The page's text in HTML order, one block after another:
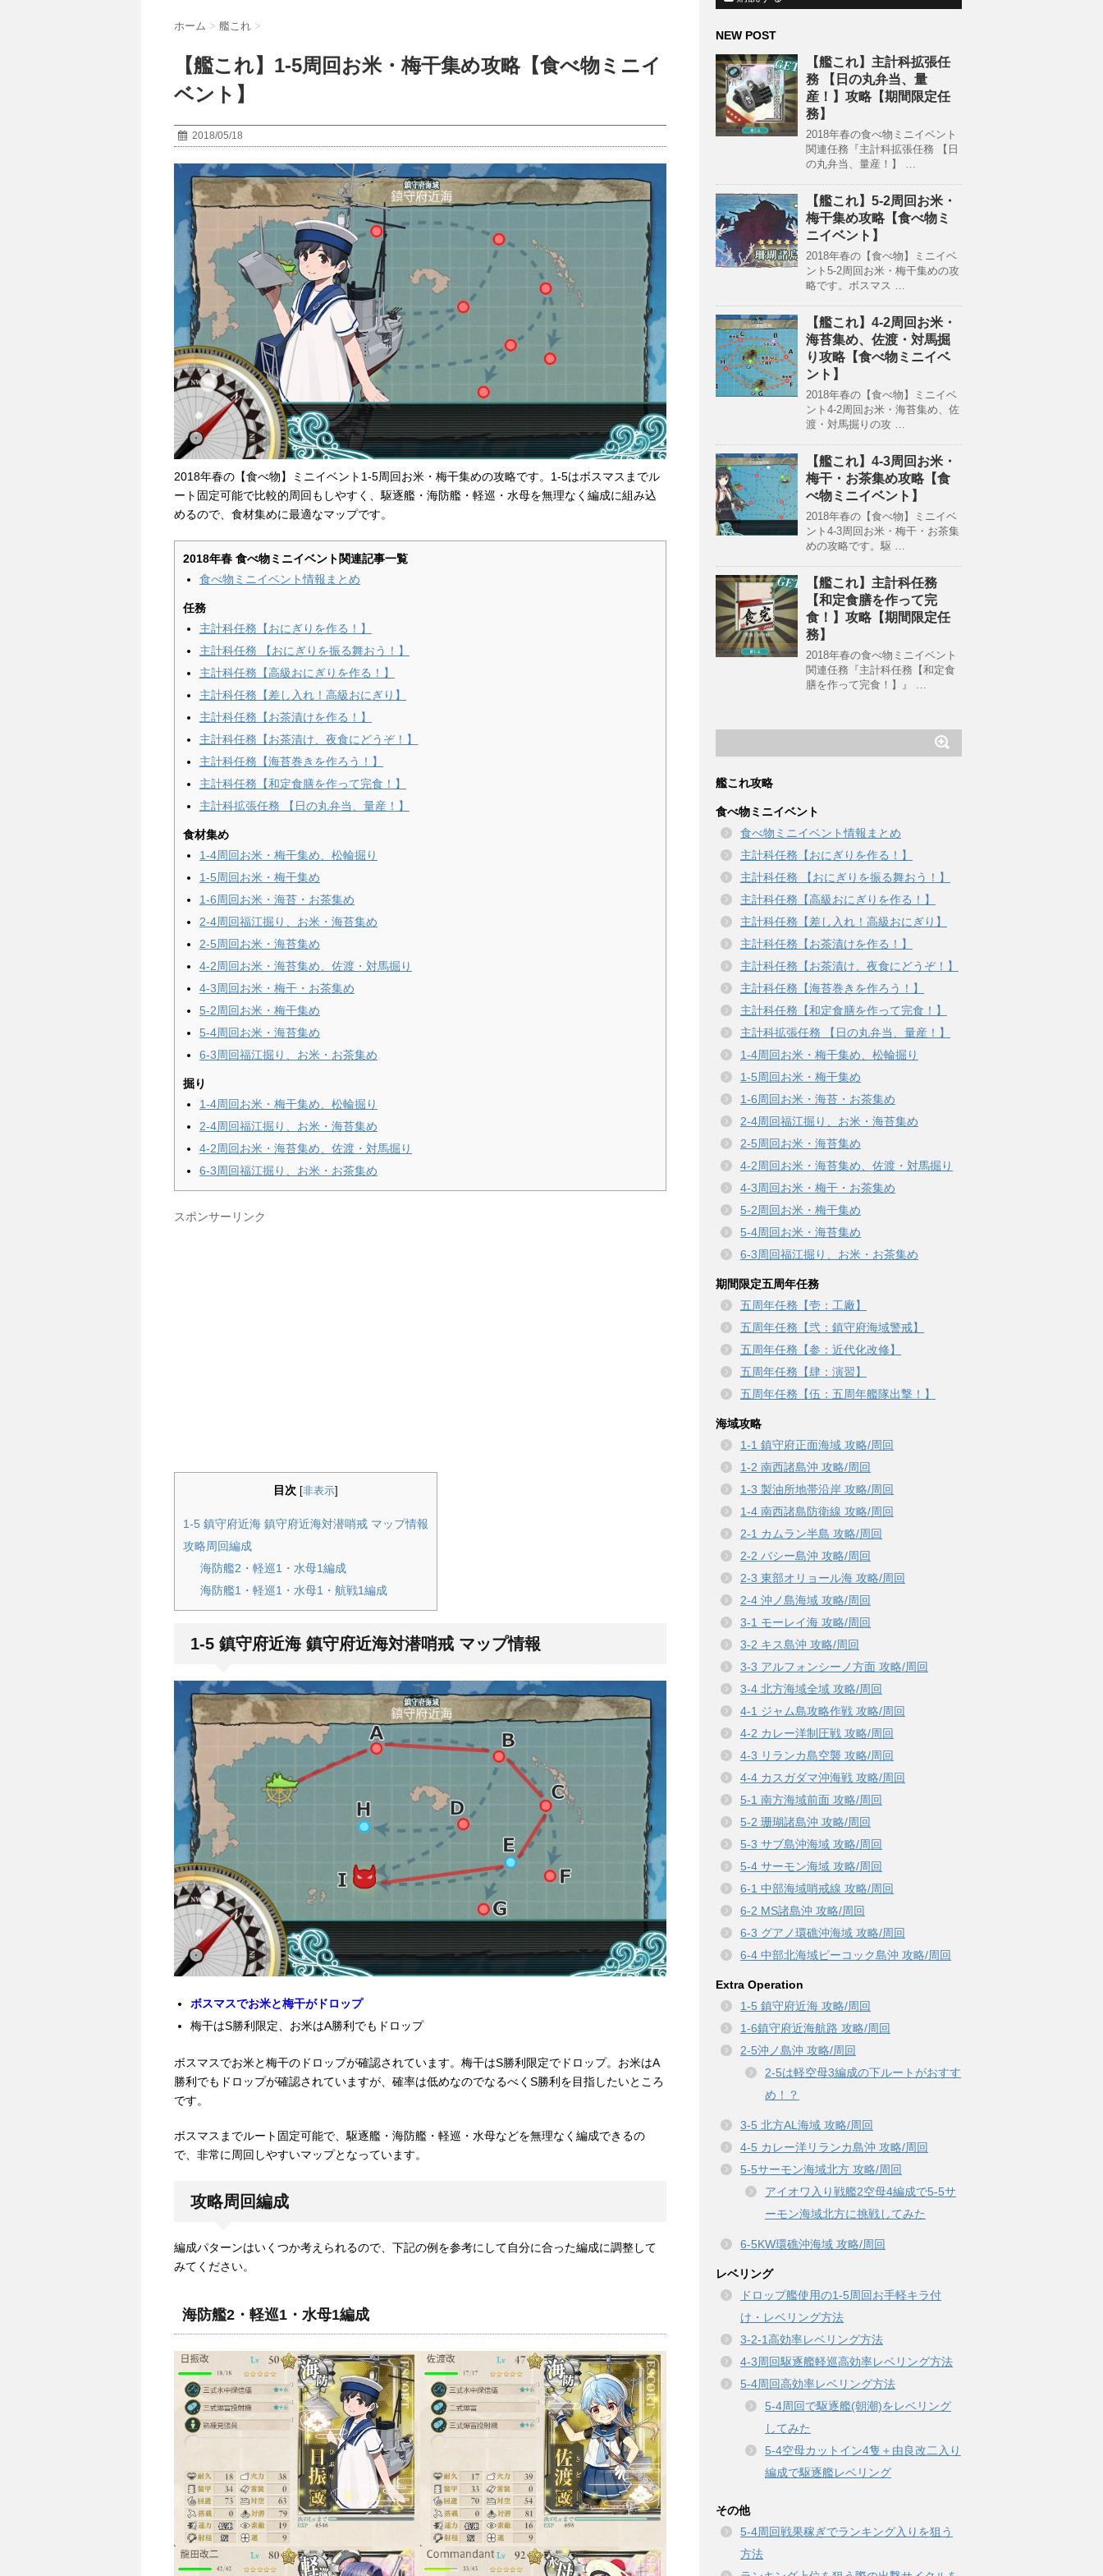
ホーム > 艦これ >
【艦これ】1-5周回お米・梅干集め攻略【食べ物ミニイ
ベント】
2018/05/18
2018年春の【食べ物】ミニイベント1-5周回お米・梅干集めの攻略です。1-5はボスマスまでル
ート固定可能で比較的周回もしやすく、駆逐艦・海防艦・軽巡・水母を無理なく編成に組み込
めるので、食材集めに最適なマップです。
2018年春 食べ物ミニイベント関連記事一覧
食べ物ミニイベント情報まとめ
任務
主計科任務【おにぎりを作る！】
主計科任務 【おにぎりを振る舞おう！】
主計科任務【高級おにぎりを作る！】
主計科任務【差し入れ！高級おにぎり】
主計科任務【お茶漬けを作る！】
主計科任務【お茶漬け、夜食にどうぞ！】
主計科任務【海苔巻きを作ろう！】
主計科任務【和定食膳を作って完食！】
主計科拡張任務 【日の丸弁当、量産！】
食材集め
1-4周回お米・梅干集め、松輪掘り
1-5周回お米・梅干集め
1-6周回お米・海苔・お茶集め
2-4周回福江掘り、お米・海苔集め
2-5周回お米・海苔集め
4-2周回お米・海苔集め、佐渡・対馬掘り
4-3周回お米・梅干・お茶集め
5-2周回お米・梅干集め
5-4周回お米・海苔集め
6-3周回福江掘り、お米・お茶集め
掘り
1-4周回お米・梅干集め、松輪掘り
2-4周回福江掘り、お米・海苔集め
4-2周回お米・海苔集め、佐渡・対馬掘り
6-3周回福江掘り、お米・お茶集め
スポンサーリンク
目次 非表示
1-5 鎮守府近海 鎮守府近海対潜哨戒 マップ情報
攻略周回編成
海防艦2・軽巡1・水母1編成
海防艦1・軽巡1・水母1・航戦1編成
1-5 鎮守府近海 鎮守府近海対潜哨戒 マップ情報
ボスマスでお米と梅干がドロップ
梅干はS勝利限定、お米はA勝利でもドロップ
ボスマスでお米と梅干のドロップが確認されています。梅干はS勝利限定でドロップ。お米はA
勝利でもドロップが確認されていますが、確率は低めなのでなるべくS勝利を目指したいところ
です。
ボスマスまでルート固定可能で、駆逐艦・海防艦・軽巡・水母などを無理なく編成できるの
で、非常に周回しやすいマップとなっています。
攻略周回編成
編成パターンはいくつか考えられるので、下記の例を参考にして自分に合った編成に調整して
みてください。
海防艦2・軽巡1・水母1編成
NEW POST
【艦これ】主計科拡張任
務 【日の丸弁当、量
産！】攻略【期間限定任
務】
2018年春の食べ物ミニイベント
関連任務『主計科拡張任務 【日
の丸弁当、量産！】 …
【艦これ】5-2周回お米・
梅干集め攻略【食べ物ミ
ニイベント】
2018年春の【食べ物】ミニイベ
ント5-2周回お米・梅干集めの攻
略です。ボスマス …
【艦これ】4-2周回お米・
海苔集め、佐渡・対馬掘
り攻略【食べ物ミニイベ
ント】
2018年春の【食べ物】ミニイベ
ント4-2周回お米・海苔集め、佐
渡・対馬掘りの攻 …
【艦これ】4-3周回お米・
梅干・お茶集め攻略【食
べ物ミニイベント】
2018年春の【食べ物】ミニイベ
ント4-3周回お米・梅干・お茶集
めの攻略です。駆 …
【艦これ】主計科任務
【和定食膳を作って完
食！】攻略【期間限定任
務】
2018年春の食べ物ミニイベント
関連任務『主計科任務【和定食
膳を作って完食！】』 …
艦これ攻略
食べ物ミニイベント
食べ物ミニイベント情報まとめ
主計科任務【おにぎりを作る！】
主計科任務 【おにぎりを振る舞おう！】
主計科任務【高級おにぎりを作る！】
主計科任務【差し入れ！高級おにぎり】
主計科任務【お茶漬けを作る！】
主計科任務【お茶漬け、夜食にどうぞ！】
主計科任務【海苔巻きを作ろう！】
主計科任務【和定食膳を作って完食！】
主計科拡張任務 【日の丸弁当、量産！】
1-4周回お米・梅干集め、松輪掘り
1-5周回お米・梅干集め
1-6周回お米・海苔・お茶集め
2-4周回福江掘り、お米・海苔集め
2-5周回お米・海苔集め
4-2周回お米・海苔集め、佐渡・対馬掘り
4-3周回お米・梅干・お茶集め
5-2周回お米・梅干集め
5-4周回お米・海苔集め
6-3周回福江掘り、お米・お茶集め
期間限定五周年任務
五周年任務【壱：工廠】
五周年任務【弐：鎮守府海域警戒】
五周年任務【参：近代化改修】
五周年任務【肆：演習】
五周年任務【伍：五周年艦隊出撃！】
海域攻略
1-1 鎮守府正面海域 攻略/周回
1-2 南西諸島沖 攻略/周回
1-3 製油所地帯沿岸 攻略/周回
1-4 南西諸島防衛線 攻略/周回
2-1 カムラン半島 攻略/周回
2-2 バシー島沖 攻略/周回
2-3 東部オリョール海 攻略/周回
2-4 沖ノ島海域 攻略/周回
3-1 モーレイ海 攻略/周回
3-2 キス島沖 攻略/周回
3-3 アルフォンシーノ方面 攻略/周回
3-4 北方海域全域 攻略/周回
4-1 ジャム島攻略作戦 攻略/周回
4-2 カレー洋制圧戦 攻略/周回
4-3 リランカ島空襲 攻略/周回
4-4 カスガダマ沖海戦 攻略/周回
5-1 南方海域前面 攻略/周回
5-2 珊瑚諸島沖 攻略/周回
5-3 サブ島沖海域 攻略/周回
5-4 サーモン海域 攻略/周回
6-1 中部海域哨戒線 攻略/周回
6-2 MS諸島沖 攻略/周回
6-3 グアノ環礁沖海域 攻略/周回
6-4 中部北海域ピーコック島沖 攻略/周回
Extra Operation
1-5 鎮守府近海 攻略/周回
1-6鎮守府近海航路 攻略/周回
2-5沖ノ島沖 攻略/周回
2-5は軽空母3編成の下ルートがおすす
め！？
3-5 北方AL海域 攻略/周回
4-5 カレー洋リランカ島沖 攻略/周回
5-5サーモン海域北方 攻略/周回
アイオワ入り戦艦2空母4編成で5-5サ
ーモン海域北方に挑戦してみた
6-5KW環礁沖海域 攻略/周回
レベリング
ドロップ艦使用の1-5周回お手軽キラ付
け・レベリング方法
3-2-1高効率レベリング方法
4-3周回駆逐艦軽巡高効率レベリング方法
5-4周回高効率レベリング方法
5-4周回で駆逐艦(朝潮)をレベリング
してみた
5-4空母カットイン4隻＋由良改二入り
編成で駆逐艦レベリング
その他
5-4周回戦果稼ぎでランキング入りを狙う
方法